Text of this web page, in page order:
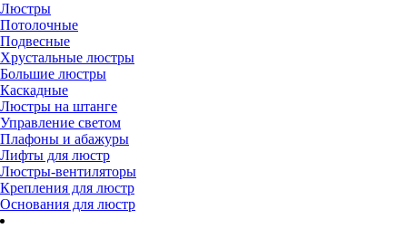
Люстры
Потолочные
Подвесные
Хрустальные люстры
Большие люстры
Каскадные
Люстры на штанге
Управление светом
Плафоны и абажуры
Лифты для люстр
Люстры-вентиляторы
Крепления для люстр
Основания для люстр